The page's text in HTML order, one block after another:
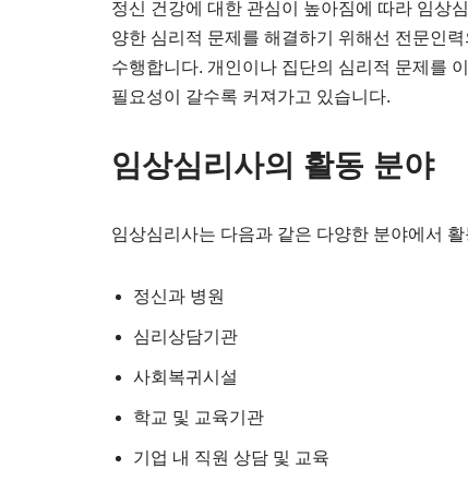
정신 건강에 대한 관심이 높아짐에 따라 임상
양한 심리적 문제를 해결하기 위해선 전문인
수행합니다. 개인이나 집단의 심리적 문제를
필요성이 갈수록 커져가고 있습니다.
임상심리사의 활동 분야
임상심리사는 다음과 같은 다양한 분야에서
정신과 병원
심리상담기관
사회복귀시설
학교 및 교육기관
기업 내 직원 상담 및 교육